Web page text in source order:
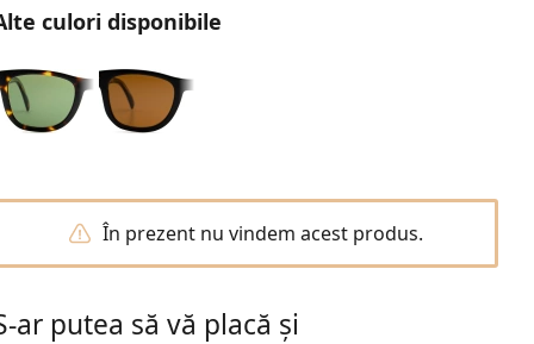
culori disponibile
În prezent nu vindem acest produs.
ar putea să vă placă și